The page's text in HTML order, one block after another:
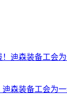
森装备工会为